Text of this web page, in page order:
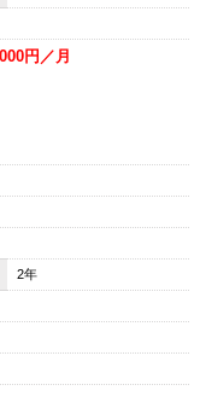
円／月
2年